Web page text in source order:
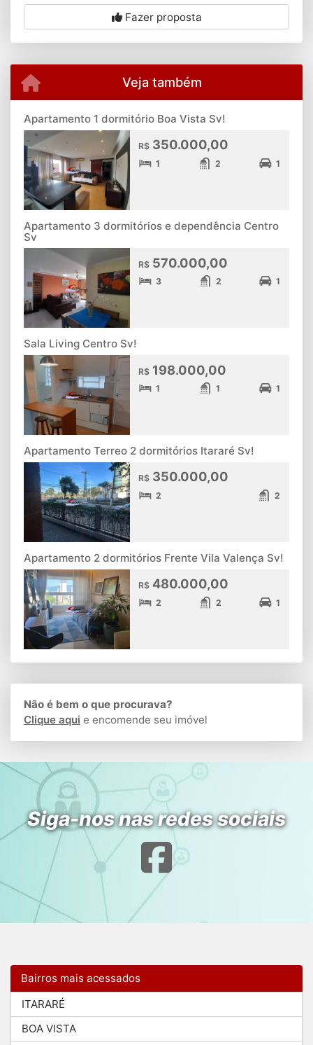
Fazer proposta
Veja também
Apartamento 1 dormitório Boa Vista Sv!
R$ 350.000,00
1 2 1
Apartamento 3 dormitórios e dependência Centro
Sv
R$ 570.000,00
3 2 1
Sala Living Centro Sv!
R$ 198.000,00
1 1 1
Apartamento Terreo 2 dormitórios Itararé Sv!
R$ 350.000,00
2 2
Apartamento 2 dormitórios Frente Vila Valença Sv!
R$ 480.000,00
2 2 1
Não é bem o que procurava?
Clique aqui e encomende seu imóvel
Siga-nos nas redes sociais
Bairros mais acessados
ITARARÉ
BOA VISTA